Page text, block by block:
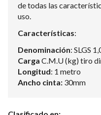
de todas las
uso.
Características:
Denominación: SLGS
Carga C.M.U (kg) tiro
Longitud: 1 metro
Ancho cinta: 30mm